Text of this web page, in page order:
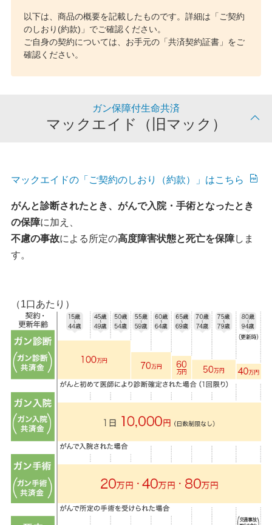
以下は、商品の概要を記載したものです。詳細は「ご契約
のしおり(約款)」でご確認ください。
ご自身の契約については、お手元の「共済契約証書」をご
確認ください。
ガン保障付生命共済
マックエイド（旧マック）
マックエイドの「ご契約のしおり（約款）」はこちら
がんと診断されたとき、がんで入院・手術となったとき
の保障に加え、
不慮の事故による所定の高度障害状態と死亡を保障しま
す。
（1口あたり）